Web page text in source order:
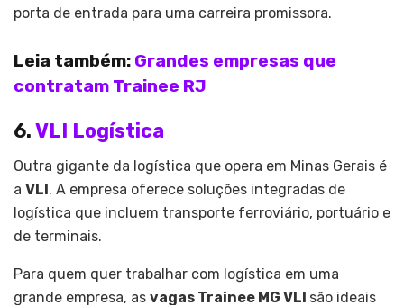
porta de entrada para uma carreira promissora.
Leia também: Grandes empresas que
contratam Trainee RJ
6. VLI Logística
Outra gigante da logística que opera em Minas Gerais é
a VLI . A empresa oferece soluções integradas de
logística que incluem transporte ferroviário, portuário e
de terminais.
Para quem quer trabalhar com logística em uma
grande empresa, as vagas Trainee MG VLI são ideais